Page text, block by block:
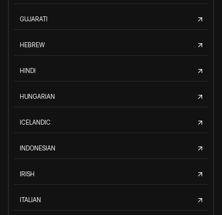
GUJARATI
HEBREW
HINDI
HUNGARIAN
ICELANDIC
INDONESIAN
IRISH
ITALIAN